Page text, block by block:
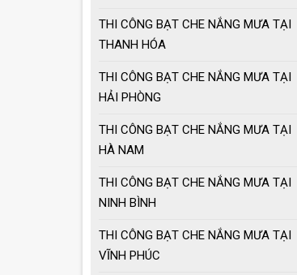
Ưu điểm ô dù che
giá tốt
loại lớn
THI CÔNG BẠT CHE NẮNG MƯA TẠI
THANH HÓA
THI CÔNG BẠT CHE NẮNG MƯA TẠI
HẢI PHÒNG
THI CÔNG BẠT CHE NẮNG MƯA TẠI
HÀ NAM
THI CÔNG BẠT CHE NẮNG MƯA TẠI
NINH BÌNH
THI CÔNG BẠT CHE NẮNG MƯA TẠI
VĨNH PHÚC